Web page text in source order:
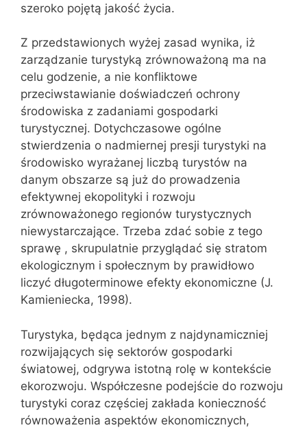
szeroko pojętą jakość życia.
Z przedstawionych wyżej zasad wynika, iż
zarządzanie turystyką zrównoważoną ma na
celu godzenie, a nie konfliktowe
przeciwstawianie doświadczeń ochrony
środowiska z zadaniami gospodarki
turystycznej. Dotychczasowe ogólne
stwierdzenia o nadmiernej presji turystyki na
środowisko wyrażanej liczbą turystów na
danym obszarze są już do prowadzenia
efektywnej ekopolityki i rozwoju
zrównoważonego regionów turystycznych
niewystarczające. Trzeba zdać sobie z tego
sprawę , skrupulatnie przyglądać się stratom
ekologicznym i społecznym by prawidłowo
liczyć długoterminowe efekty ekonomiczne (J.
Kamieniecka, 1998).
Turystyka, będąca jednym z najdynamiczniej
rozwijających się sektorów gospodarki
światowej, odgrywa istotną rolę w kontekście
ekorozwoju. Współczesne podejście do rozwoju
turystyki coraz częściej zakłada konieczność
równoważenia aspektów ekonomicznych,